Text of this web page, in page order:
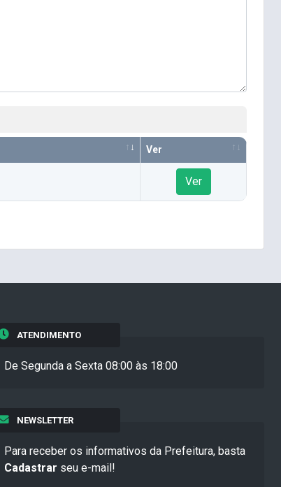
Ver
Ver
ATENDIMENTO
De Segunda a Sexta 08:00 às 18:00
NEWSLETTER
Para receber os informativos da Prefeitura, basta
Cadastrar seu e-mail!